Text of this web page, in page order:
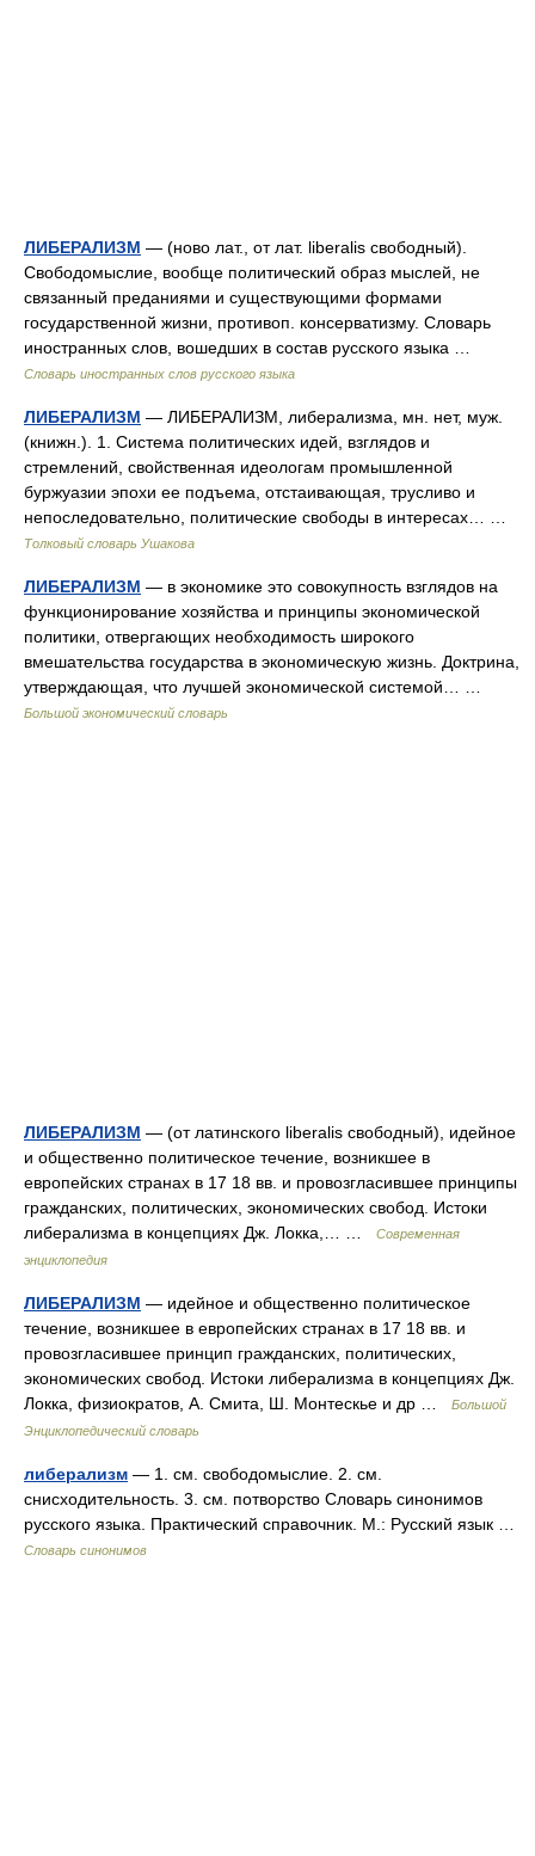
ЛИБЕРАЛИЗМ — (ново лат., от лат. liberalis свободный).
Свободомыслие, вообще политический образ мыслей, не
связанный преданиями и существующими формами
государственной жизни, противоп. консерватизму. Словарь
иностранных слов, вошедших в состав русского языка …
Словарь иностранных слов русского языка
ЛИБЕРАЛИЗМ — ЛИБЕРАЛИЗМ, либерализма, мн. нет, муж.
(книжн.). 1. Система политических идей, взглядов и
стремлений, свойственная идеологам промышленной
буржуазии эпохи ее подъема, отстаивающая, трусливо и
непоследовательно, политические свободы в интересах… …
Толковый словарь Ушакова
ЛИБЕРАЛИЗМ — в экономике это совокупность взглядов на
функционирование хозяйства и принципы экономической
политики, отвергающих необходимость широкого
вмешательства государства в экономическую жизнь. Доктрина,
утверждающая, что лучшей экономической системой… …
Большой экономический словарь
ЛИБЕРАЛИЗМ — (от латинского liberalis свободный), идейное
и общественно политическое течение, возникшее в
европейских странах в 17 18 вв. и провозгласившее принципы
гражданских, политических, экономических свобод. Истоки
либерализма в концепциях Дж. Локка,… …
Современная
энциклопедия
ЛИБЕРАЛИЗМ — идейное и общественно политическое
течение, возникшее в европейских странах в 17 18 вв. и
провозгласившее принцип гражданских, политических,
экономических свобод. Истоки либерализма в концепциях Дж.
Локка, физиократов, А. Смита, Ш. Монтескье и др …
Большой
Энциклопедический словарь
либерализм — 1. см. свободомыслие. 2. см.
снисходительность. 3. см. потворство Словарь синонимов
русского языка. Практический справочник. М.: Русский язык …
Словарь синонимов